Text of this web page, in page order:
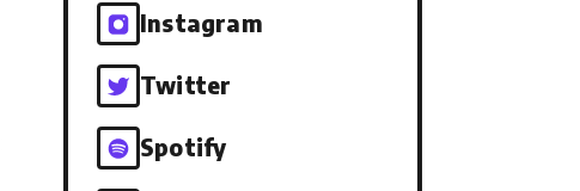
Instagram
Twitter
Spotify